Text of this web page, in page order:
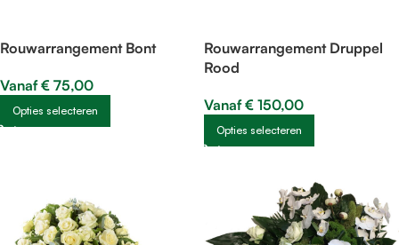
Rouwarrangement Bont
Vanaf€ 75,00
Opties selecteren
Rouwarrangement Druppel
Rood
Vanaf€ 150,00
Opties selecteren